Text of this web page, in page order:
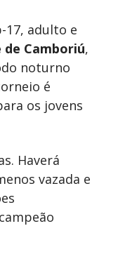
17, adulto e
de Camboriú,
noturno
é
os jovens
Haverá
vazada e